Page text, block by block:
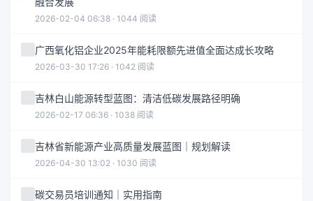
2026-02-04 06:38 · 1044 阅读
广西氧化铝企业2025年能耗限额先进值全面达成长攻略
2026-03-30 17:26 · 1042 阅读
吉林白山能源转型蓝图：清洁低碳发展路径明确
2026-02-17 06:36 · 1038 阅读
吉林省新能源产业高质量发展蓝图｜规划解读
2026-04-30 13:02 · 1030 阅读
碳交易员培训通知｜实用指南